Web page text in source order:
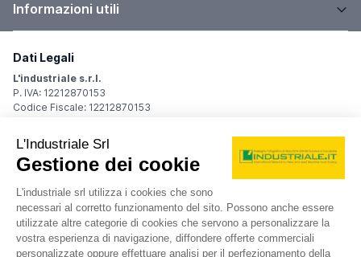
Informazioni utili
Dati Legali
L'industriale s.r.l.
P. IVA: 12212870153
Codice Fiscale: 12212870153
Sede Legale
Via Carlo Dolci, 32
20148 Milano (MI)
Italy
Registro Imprese
Iscrizione R.I.: 12212870153
REA: MI-1539011